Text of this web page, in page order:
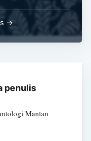
→
penulis
Mantan